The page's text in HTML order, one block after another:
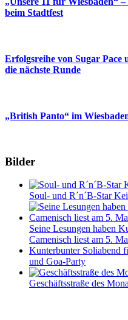
beim Stadtfest
Erfolgsreihe von Sugar Pace
die nächste Runde
„British Panto“ im
Bilder
Soul- und R´n´B-Star
Seine Lesungen haben
Camenisch liest am 5.
Kunterbunter Soliabend
und Goa-Party
Geschäftsstraße des